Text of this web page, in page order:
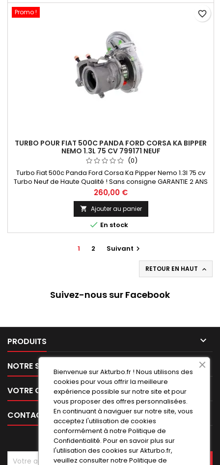
Promo !
TURBO POUR FIAT 500C PANDA FORD CORSA KA BIPPER
NEMO 1.3L 75 CV 799171 NEUF
(0)
Turbo Fiat 500c Panda Ford Corsa Ka Pipper Nemo 1.3l 75 cv
Turbo Neuf de Haute Qualité ! Sans consigne GARANTIE 2 ANS
Paiement 100 % Sécurisé En Stock expédié sous 24 H
Prix
260,00 €
 Ajouter au panier
 En stock
favorite_border
1 2 Suivant 
RETOUR EN HAUT 
Suivez-nous sur Facebook
PRODUITS 
NOTRE SOCIÉTÉ 
VOTRE COMPTE
CONTACT
LETTRE D'INFORMATIONS
Bienvenue sur Akturbo.fr ! Nous utilisons des
cookies pour vous offrir la meilleure
expérience possible sur notre site et pour
vous proposer des offres personnalisées.
En continuant à naviguer sur notre site, vous
acceptez l'utilisation de cookies
conformément à notre Politique de
Confidentialité. Pour en savoir plus sur
l'utilisation des cookies sur Akturbo.fr,
veuillez consulter notre Politique de